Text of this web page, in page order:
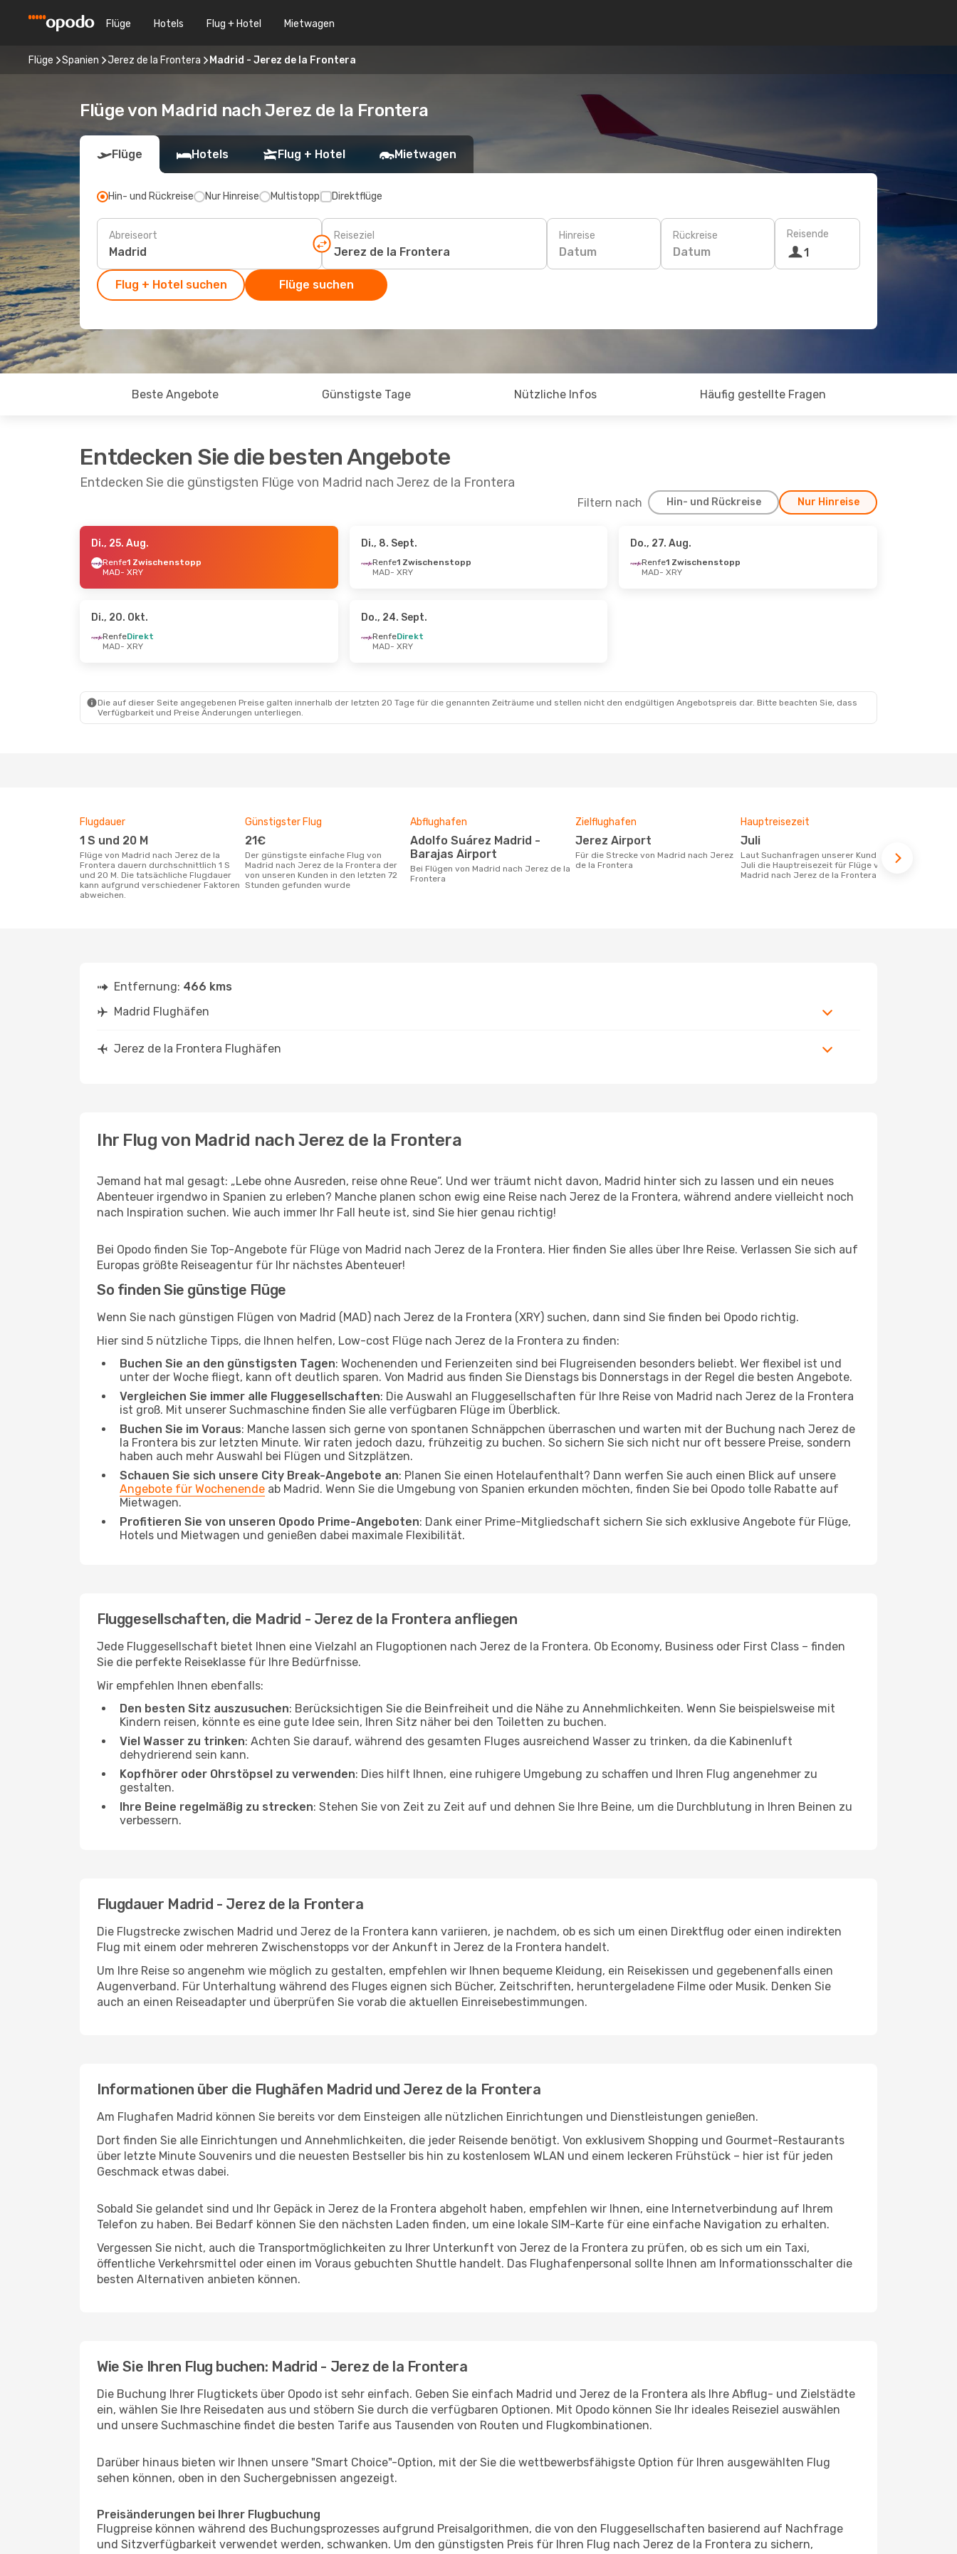
Flüge Hotels Flug + Hotel Mietwagen
Flüge Spanien Jerez de la Frontera Madrid - Jerez de la Frontera
Flüge von Madrid nach Jerez de la Frontera
Flüge Hotels Flug + Hotel Mietwagen
Hin- und Rückreise Nur Hinreise Multistopp Direktflüge
Abreiseort Reiseziel Hinreise
Datum
Rückreise
Datum
Reisende
1
Flug + Hotel suchen Flüge suchen
Beste Angebote Günstigste Tage Nützliche Infos Häufig gestellte Fragen
Entdecken Sie die besten Angebote
Entdecken Sie die günstigsten Flüge von Madrid nach Jerez de la Frontera
Filtern nach Hin- und Rückreise Nur Hinreise
- Do., 10. Sept.
1 Zwischenstopp
- Mi., 7. Okt.
Di., 25. Aug.
Renfe1 Zwischenstopp
MAD- XRY
Di., 8. Sept.
Renfe1 Zwischenstopp
MAD- XRY
Do., 27. Aug.
Renfe1 Zwischenstopp
MAD- XRY
Di., 20. Okt.
RenfeDirekt
MAD- XRY
Do., 24. Sept.
RenfeDirekt
MAD- XRY
Die auf dieser Seite angegebenen Preise galten innerhalb der letzten 20 Tage für die genannten Zeiträume und stellen nicht den endgültigen Angebotspreis dar. Bitte beachten Sie, dass
Verfügbarkeit und Preise Änderungen unterliegen.
Flugdauer
1 S und 20 M
Flüge von Madrid nach Jerez de la
Frontera dauern durchschnittlich 1 S
und 20 M. Die tatsächliche Flugdauer
kann aufgrund verschiedener Faktoren
abweichen.
Günstigster Flug
21€
Der günstigste einfache Flug von
Madrid nach Jerez de la Frontera der
von unseren Kunden in den letzten 72
Stunden gefunden wurde
Abflughafen
Adolfo Suárez Madrid -
Barajas Airport
Bei Flügen von Madrid nach Jerez de la
Frontera
Zielflughafen
Jerez Airport
Für die Strecke von Madrid nach Jerez
de la Frontera
Hauptreisezeit
Juli
Laut Suchanfragen unserer Kunden ist
Juli die Hauptreisezeit für Flüge von
Madrid nach Jerez de la Frontera
Entfernung: 466 kms
Madrid Flughäfen
Jerez de la Frontera Flughäfen
Ihr Flug von Madrid nach Jerez de la Frontera
Jemand hat mal gesagt: „Lebe ohne Ausreden, reise ohne Reue“. Und wer träumt nicht davon, Madrid hinter sich zu lassen und ein neues
Abenteuer irgendwo in Spanien zu erleben? Manche planen schon ewig eine Reise nach Jerez de la Frontera, während andere vielleicht noch
nach Inspiration suchen. Wie auch immer Ihr Fall heute ist, sind Sie hier genau richtig!
Bei Opodo finden Sie Top-Angebote für Flüge von Madrid nach Jerez de la Frontera. Hier finden Sie alles über Ihre Reise. Verlassen Sie sich auf
Europas größte Reiseagentur für Ihr nächstes Abenteuer!
So finden Sie günstige Flüge
Wenn Sie nach günstigen Flügen von Madrid (MAD) nach Jerez de la Frontera (XRY) suchen, dann sind Sie finden bei Opodo richtig.
Hier sind 5 nützliche Tipps, die Ihnen helfen, Low-cost Flüge nach Jerez de la Frontera zu finden:
Buchen Sie an den günstigsten Tagen: Wochenenden und Ferienzeiten sind bei Flugreisenden besonders beliebt. Wer flexibel ist und
unter der Woche fliegt, kann oft deutlich sparen. Von Madrid aus finden Sie Dienstags bis Donnerstags in der Regel die besten Angebote.
Vergleichen Sie immer alle Fluggesellschaften: Die Auswahl an Fluggesellschaften für Ihre Reise von Madrid nach Jerez de la Frontera
ist groß. Mit unserer Suchmaschine finden Sie alle verfügbaren Flüge im Überblick.
Buchen Sie im Voraus: Manche lassen sich gerne von spontanen Schnäppchen überraschen und warten mit der Buchung nach Jerez de
la Frontera bis zur letzten Minute. Wir raten jedoch dazu, frühzeitig zu buchen. So sichern Sie sich nicht nur oft bessere Preise, sondern
haben auch mehr Auswahl bei Flügen und Sitzplätzen.
Schauen Sie sich unsere City Break-Angebote an: Planen Sie einen Hotelaufenthalt? Dann werfen Sie auch einen Blick auf unsere
Angebote für Wochenende ab Madrid. Wenn Sie die Umgebung von Spanien erkunden möchten, finden Sie bei Opodo tolle Rabatte auf
Mietwagen.
Profitieren Sie von unseren Opodo Prime-Angeboten: Dank einer Prime-Mitgliedschaft sichern Sie sich exklusive Angebote für Flüge,
Hotels und Mietwagen und genießen dabei maximale Flexibilität.
Fluggesellschaften, die Madrid - Jerez de la Frontera anfliegen
Jede Fluggesellschaft bietet Ihnen eine Vielzahl an Flugoptionen nach Jerez de la Frontera. Ob Economy, Business oder First Class – finden
Sie die perfekte Reiseklasse für Ihre Bedürfnisse.
Wir empfehlen Ihnen ebenfalls:
Den besten Sitz auszusuchen: Berücksichtigen Sie die Beinfreiheit und die Nähe zu Annehmlichkeiten. Wenn Sie beispielsweise mit
Kindern reisen, könnte es eine gute Idee sein, Ihren Sitz näher bei den Toiletten zu buchen.
Viel Wasser zu trinken: Achten Sie darauf, während des gesamten Fluges ausreichend Wasser zu trinken, da die Kabinenluft
dehydrierend sein kann.
Kopfhörer oder Ohrstöpsel zu verwenden: Dies hilft Ihnen, eine ruhigere Umgebung zu schaffen und Ihren Flug angenehmer zu
gestalten.
Ihre Beine regelmäßig zu strecken: Stehen Sie von Zeit zu Zeit auf und dehnen Sie Ihre Beine, um die Durchblutung in Ihren Beinen zu
verbessern.
Flugdauer Madrid - Jerez de la Frontera
Die Flugstrecke zwischen Madrid und Jerez de la Frontera kann variieren, je nachdem, ob es sich um einen Direktflug oder einen indirekten
Flug mit einem oder mehreren Zwischenstopps vor der Ankunft in Jerez de la Frontera handelt.
Um Ihre Reise so angenehm wie möglich zu gestalten, empfehlen wir Ihnen bequeme Kleidung, ein Reisekissen und gegebenenfalls einen
Augenverband. Für Unterhaltung während des Fluges eignen sich Bücher, Zeitschriften, heruntergeladene Filme oder Musik. Denken Sie
auch an einen Reiseadapter und überprüfen Sie vorab die aktuellen Einreisebestimmungen.
Informationen über die Flughäfen Madrid und Jerez de la Frontera
Am Flughafen Madrid können Sie bereits vor dem Einsteigen alle nützlichen Einrichtungen und Dienstleistungen genießen.
Dort finden Sie alle Einrichtungen und Annehmlichkeiten, die jeder Reisende benötigt. Von exklusivem Shopping und Gourmet-Restaurants
über letzte Minute Souvenirs und die neuesten Bestseller bis hin zu kostenlosem WLAN und einem leckeren Frühstück – hier ist für jeden
Geschmack etwas dabei.
Sobald Sie gelandet sind und Ihr Gepäck in Jerez de la Frontera abgeholt haben, empfehlen wir Ihnen, eine Internetverbindung auf Ihrem
Telefon zu haben. Bei Bedarf können Sie den nächsten Laden finden, um eine lokale SIM-Karte für eine einfache Navigation zu erhalten.
Vergessen Sie nicht, auch die Transportmöglichkeiten zu Ihrer Unterkunft von Jerez de la Frontera zu prüfen, ob es sich um ein Taxi,
öffentliche Verkehrsmittel oder einen im Voraus gebuchten Shuttle handelt. Das Flughafenpersonal sollte Ihnen am Informationsschalter die
besten Alternativen anbieten können.
Wie Sie Ihren Flug buchen: Madrid - Jerez de la Frontera
Die Buchung Ihrer Flugtickets über Opodo ist sehr einfach. Geben Sie einfach Madrid und Jerez de la Frontera als Ihre Abflug- und Zielstädte
ein, wählen Sie Ihre Reisedaten aus und stöbern Sie durch die verfügbaren Optionen. Mit Opodo können Sie Ihr ideales Reiseziel auswählen
und unsere Suchmaschine findet die besten Tarife aus Tausenden von Routen und Flugkombinationen.
Darüber hinaus bieten wir Ihnen unsere "Smart Choice"-Option, mit der Sie die wettbewerbsfähigste Option für Ihren ausgewählten Flug
sehen können, oben in den Suchergebnissen angezeigt.
Preisänderungen bei Ihrer Flugbuchung
Flugpreise können während des Buchungsprozesses aufgrund Preisalgorithmen, die von den Fluggesellschaften basierend auf Nachfrage
und Sitzverfügbarkeit verwendet werden, schwanken. Um den günstigsten Preis für Ihren Flug nach Jerez de la Frontera zu sichern,